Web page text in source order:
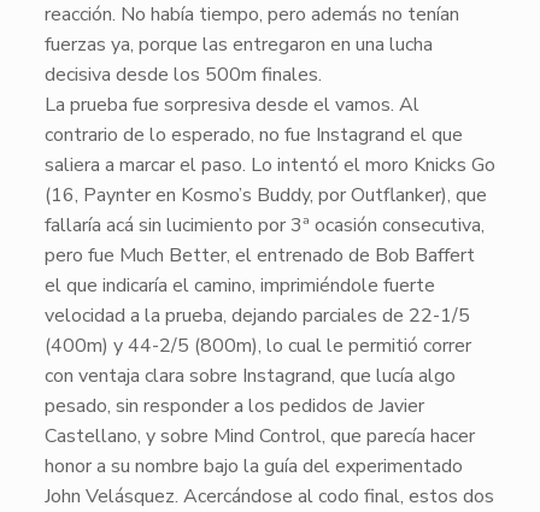
reacción. No había tiempo, pero además no tenían
fuerzas ya, porque las entregaron en una lucha
decisiva desde los 500m finales.
La prueba fue sorpresiva desde el vamos. Al
contrario de lo esperado, no fue Instagrand el que
saliera a marcar el paso. Lo intentó el moro Knicks Go
(16, Paynter en Kosmo’s Buddy, por Outflanker), que
fallaría acá sin lucimiento por 3ª ocasión consecutiva,
pero fue Much Better, el entrenado de Bob Baffert
el que indicaría el camino, imprimiéndole fuerte
velocidad a la prueba, dejando parciales de 22-1/5
(400m) y44-2/5 (800m), lo cual le permitió correr
con ventaja clara sobre Instagrand, que lucía algo
pesado, sin responder a los pedidos de Javier
Castellano, y sobre Mind Control, que parecía hacer
honor a su nombre bajo la guía del experimentado
John Velásquez. Acercándose al codo final, estos dos